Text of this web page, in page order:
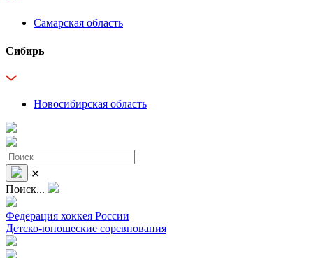
Самарская область
Сибирь
Новосибирская область
✕
Поиск...
Федерация хоккея России
Детско-юношеские соревнования